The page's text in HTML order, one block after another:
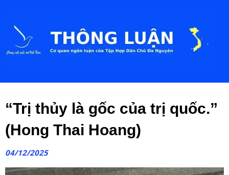
“Trị thủy là gốc của trị quốc.”
(Hong Thai Hoang)
04/12/2025